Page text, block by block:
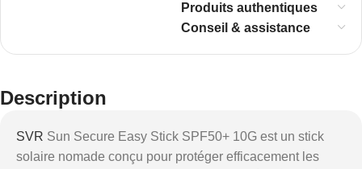
Produits authentiques
Conseil & assistance
Description
SVR Sun Secure Easy Stick SPF50+ 10G est un stick
solaire nomade conçu pour protéger efficacement les